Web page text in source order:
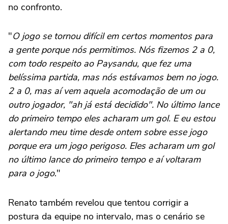
no confronto.
"O jogo se tornou difícil em certos momentos para
a gente porque nós permitimos. Nós fizemos 2 a 0,
com todo respeito ao Paysandu, que fez uma
belíssima partida, mas nós estávamos bem no jogo.
2 a 0, mas aí vem aquela acomodação de um ou
outro jogador, "ah já está decidido". No último lance
do primeiro tempo eles acharam um gol. E eu estou
alertando meu time desde ontem sobre esse jogo
porque era um jogo perigoso. Eles acharam um gol
no último lance do primeiro tempo e aí voltaram
para o jogo."
Renato também revelou que tentou corrigir a
postura da equipe no intervalo, mas o cenário se